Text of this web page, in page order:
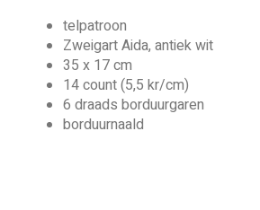
telpatroon
Zweigart Aida, antiek wit
35 x 17 cm
14 count (5,5 kr/cm)
6 draads borduurgaren
borduurnaald